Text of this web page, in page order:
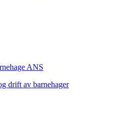
ANS
drift av barnehager